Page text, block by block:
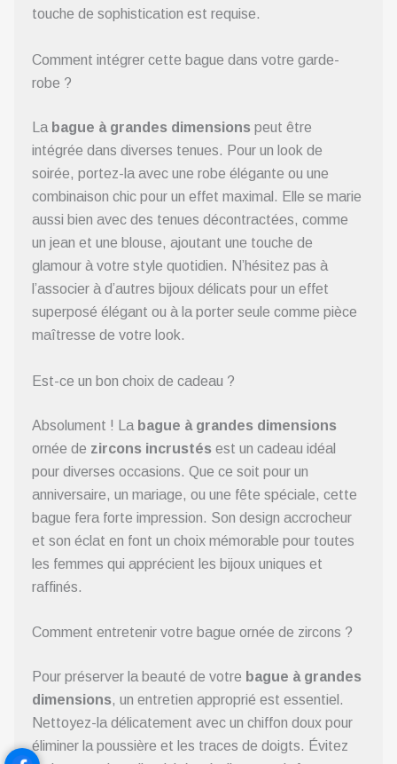
touche de sophistication est requise.
Comment intégrer cette bague dans votre garde-
robe ?
La bague à grandes dimensions peut être
intégrée dans diverses tenues. Pour un look de
soirée, portez-la avec une robe élégante ou une
combinaison chic pour un effet maximal. Elle se marie
aussi bien avec des tenues décontractées, comme
un jean et une blouse, ajoutant une touche de
glamour à votre style quotidien. N’hésitez pas à
l’associer à d’autres bijoux délicats pour un effet
superposé élégant ou à la porter seule comme pièce
maîtresse de votre look.
Est-ce un bon choix de cadeau ?
Absolument ! La bague à grandes dimensions
ornée de zircons incrustés est un cadeau idéal
pour diverses occasions. Que ce soit pour un
anniversaire, un mariage, ou une fête spéciale, cette
bague fera forte impression. Son design accrocheur
et son éclat en font un choix mémorable pour toutes
les femmes qui apprécient les bijoux uniques et
raffinés.
Comment entretenir votre bague ornée de zircons ?
Pour préserver la beauté de votre bague à grandes
dimensions, un entretien approprié est essentiel.
Nettoyez-la délicatement avec un chiffon doux pour
éliminer la poussière et les traces de doigts. Évitez